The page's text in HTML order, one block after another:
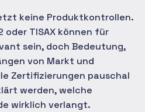
keine Produktkontrollen.
oder TISAX können für
sein, doch Bedeutung,
von Markt und
Zertifizierungen pauschal
werden, welche
wirklich verlangt.